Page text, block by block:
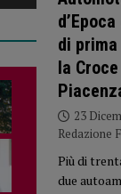
di
la
23
Redazione
Più di
due